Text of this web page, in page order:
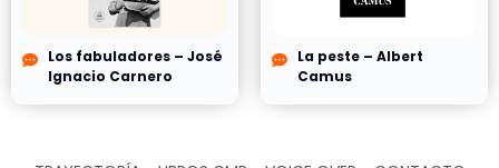
Los fabuladores – José
Ignacio Carnero
La peste – Albert
Camus